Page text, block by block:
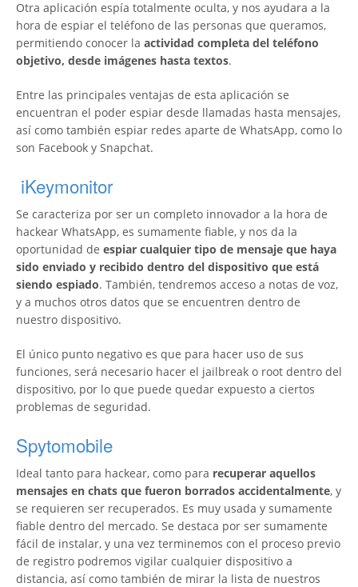
Otra aplicación espía totalmente oculta, y nos ayudara a la
hora de espiar el teléfono de las personas que queramos,
permitiendo conocer la actividad completa del teléfono
objetivo, desde imágenes hasta textos.
Entre las principales ventajas de esta aplicación se
encuentran el poder espiar desde llamadas hasta mensajes,
así como también espiar redes aparte de WhatsApp, como lo
son Facebook y Snapchat.
iKeymonitor
Se caracteriza por ser un completo innovador a la hora de
hackear WhatsApp, es sumamente fiable, y nos da la
oportunidad de espiar cualquier tipo de mensaje que haya
sido enviado y recibido dentro del dispositivo que está
siendo espiado. También, tendremos acceso a notas de voz,
y a muchos otros datos que se encuentren dentro de
nuestro dispositivo.
El único punto negativo es que para hacer uso de sus
funciones, será necesario hacer el jailbreak o root dentro del
dispositivo, por lo que puede quedar expuesto a ciertos
problemas de seguridad.
Spytomobile
Ideal tanto para hackear, como para recuperar aquellos
mensajes en chats que fueron borrados accidentalmente, y
se requieren ser recuperados. Es muy usada y sumamente
fiable dentro del mercado. Se destaca por ser sumamente
fácil de instalar, y una vez terminemos con el proceso previo
de registro podremos vigilar cualquier dispositivo a
distancia, así como también de mirar la lista de nuestros